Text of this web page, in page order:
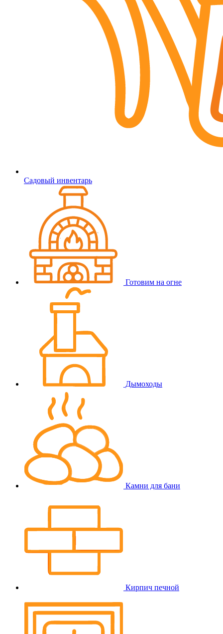
Садовый инвентарь
Готовим на огне
Дымоходы
Камни для бани
Кирпич печной